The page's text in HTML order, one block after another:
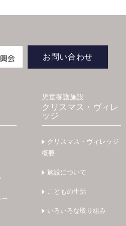
お問い合わせ
児童養護施設
クリスマス・ヴィレ
ッジ
クリスマス・ヴィレッジ
概要
施設について
こどもの生活
いろいろな取り組み